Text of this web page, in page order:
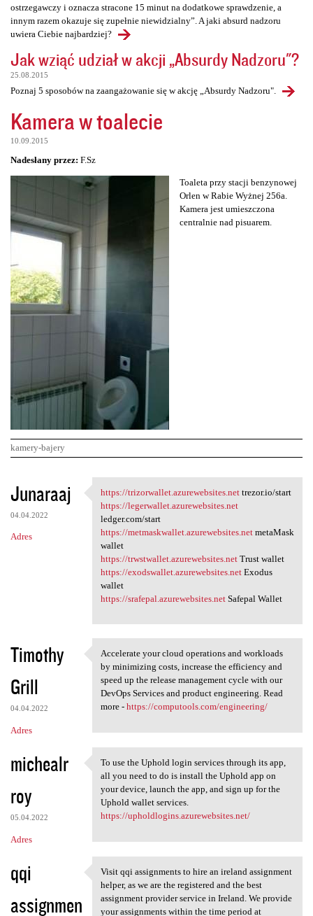
ostrzegawczy i oznacza stracone 15 minut na dodatkowe sprawdzenie, a
innym razem okazuje się zupełnie niewidzialny”. A jaki absurd nadzoru
uwiera Ciebie najbardziej?
Jak wziąć udział w akcji „Absurdy Nadzoru"?
25.08.2015
Poznaj 5 sposobów na zaangażowanie się w akcję „Absurdy Nadzoru".
Kamera w toalecie
10.09.2015
Nadesłany przez: F.Sz
Toaleta przy stacji benzynowej
Orlen w Rabie Wyżnej 256a.
Kamera jest umieszczona
centralnie nad pisuarem.
kamery-bajery
K
o
m
e
z
e
Junaraaj
04.04.2022
Adres
https://trizorwallet
https://trizorwallet.azurewebsites.nettrezor.io/start
https://legerwallet.azurewebsites.net
ledger.com/start
https://metmaskwallet.azurewebsites.netmetaMask
wallet
https://trwstwallet.azurewebsites.netTrust wallet
https://exodswallet.azurewebsites.netExodus
wallet
https://srafepal.azurewebsites.netSafepal Wallet
Timothy
Grill
04.04.2022
Adres
Accelerate your cloud
Accelerate your cloud operations and workloads
by minimizing costs, increase the efficiency and
speed up the release management cycle with our
DevOps Services and product engineering. Read
more - https://computools.com/engineering/
michealr
roy
05.04.2022
Adres
To use the Uphold login
To use the Uphold login services through its app,
all you need to do is install the Uphold app on
your device, launch the app, and sign up for the
Uphold wallet services.
https://upholdlogins.azurewebsites.net/
qqi
assignmen
Visit qqi assignments to hire
Visit qqi assignments to hire an ireland assignment
helper, as we are the registered and the best
assignment provider service in Ireland. We provide
your assignments within the time period at